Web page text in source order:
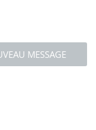
MESSAGE